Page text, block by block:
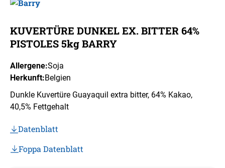
KUVERTÜRE DUNKEL EX. BITTER 64%
PISTOLES 5kg BARRY
Allergene:Soja
Herkunft:Belgien
Dunkle Kuvertüre Guayaquil extra bitter, 64% Kakao,
40,5% Fettgehalt
Datenblatt
Foppa Datenblatt